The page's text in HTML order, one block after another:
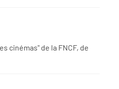
cinémas" de la FNCF, de